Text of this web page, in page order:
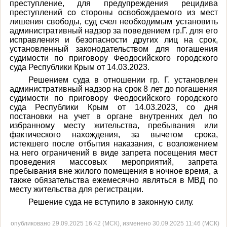
преступление, для предупреждения рецидива
преступлений со стороны освобождаемого из мест
лишения свободы, суд счел необходимым установить
административный надзор за поведением гр.Г. для его
исправления и безопасности других лиц на срок,
установленный законодательством для погашения
судимости по приговору Феодосийского городского
суда Республики Крым от 14.03.2023.
Решением суда в отношении гр. Г. установлен
административный надзор на срок 8 лет до погашения
судимости по приговору Феодосийского городского
суда Республики Крым от 14.03.2023, со дня
постановки на учет в органе внутренних дел по
избранному месту жительства, пребывания или
фактического нахождения, за вычетом срока,
истекшего после отбытия наказания, с возложением
на него ограничений в виде запрета посещения мест
проведения массовых мероприятий, запрета
пребывания вне жилого помещения в ночное время, а
также обязательства ежемесячно являться в МВД по
месту жительства для регистрации.
Решение суда не вступило в законную силу.
опубликовано 29.09.2025 16:42 (МСК), изменено 30.09.2025 11:46 (МСК)